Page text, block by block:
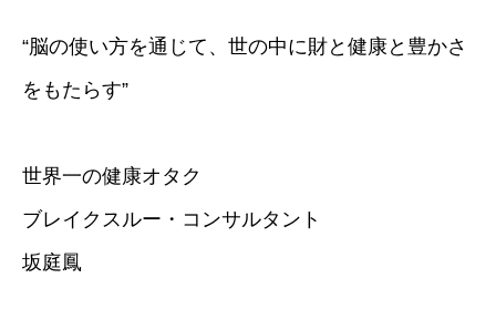
“脳の使い方を通じて、世の中に財と健康と豊かさ
をもたらす”
世界一の健康オタク
ブレイクスルー・コンサルタント
坂庭鳳